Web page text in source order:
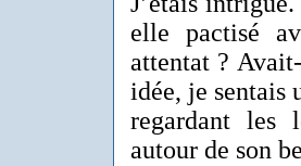
elle pactisé
attentat ?
idée, je sentais
regardant les
autour de son